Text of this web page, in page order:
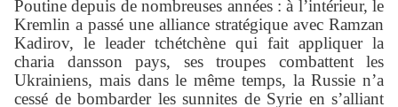
Poutine depuis de nombreuses années : à l’intérieur, le
Kremlin a passé une alliance stratégique avec Ramzan
Kadirov, le leader tchétchène qui fait appliquer la
charia dansson pays, ses troupes combattent les
Ukrainiens, mais dans le même temps, la Russie n’a
cessé de bombarder les sunnites de Syrie en s’alliant